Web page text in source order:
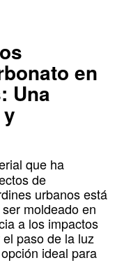
en
Una
que ha
de
urbanos está
moldeado en
a los impactos
paso de la luz
ideal para